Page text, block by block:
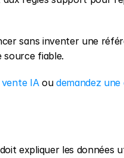
sans inventer une
fiable.
vente IA ou demandez une
expliquer les données